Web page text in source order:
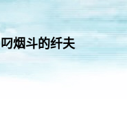
叼烟斗的纤夫